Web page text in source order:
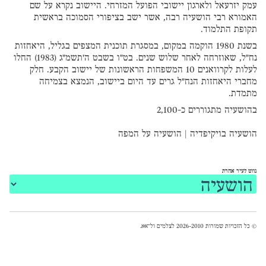
עמק יזרעאל ולארגון יישובי הפועל המזרחי. היישוב נקרא על שם
האמורא רבי הושעיה רבה, אשר ישב בציפורי הסמוכה בראשית
תקופת התלמוד.
בשנת 1980 הוקמה במקום, במסגרת תוכנית המצפים בגליל, היאחזות
נח"ל, שאוזרחה לאחר שלוש שנים. בט"ו בשבט ה'תשמ"ג (1983) החלו
לעלות לקרוואנים 10 המשפחות הראשונות של יישוב הקבע. חלק
מחברי היאחזות הנח"ל גרים עד היום ביישוב, הנמצא בצמיחה
מתמדת.
בהושעיה מתגוררים כ-2,100
הושעיה בויקיפדיה הושעיה על המפה
נווט לעיר אחרת
© כל הזכויות שמורות 2026-2010 לצלמים ול־ אאא.